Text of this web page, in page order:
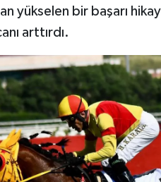
yükselen bir başarı
arttırdı.